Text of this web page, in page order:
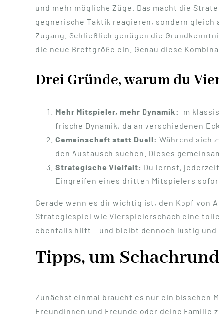
und mehr mögliche Züge. Das macht die
gegnerische Taktik reagieren, sondern gleich
Zugang. Schließlich genügen die
die neue Brettgröße ein. Genau diese
Drei Gründe, warum du
Mehr Mitspieler, mehr Dynamik: Im
frische Dynamik, da an verschiedenen
Gemeinschaft statt Duell: Während sich
den Austausch suchen. Dieses
Strategische Vielfalt: Du lernst,
Eingreifen eines dritten Mitspielers
Gerade wenn es dir wichtig ist, den Kopf von
Strategiespiel wie Vierspielerschach eine
ebenfalls hilft – und bleibt dennoch lustig und
Tipps, um
Zunächst einmal braucht es nur ein bisschen
Freundinnen und Freunde oder deine Familie